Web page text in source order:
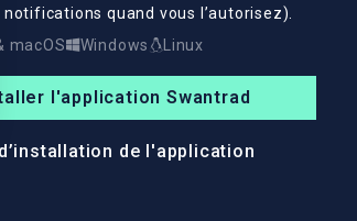
notifications quand vous l’autorisez).
macOS Windows Linux
l'application Swantrad
de l'application